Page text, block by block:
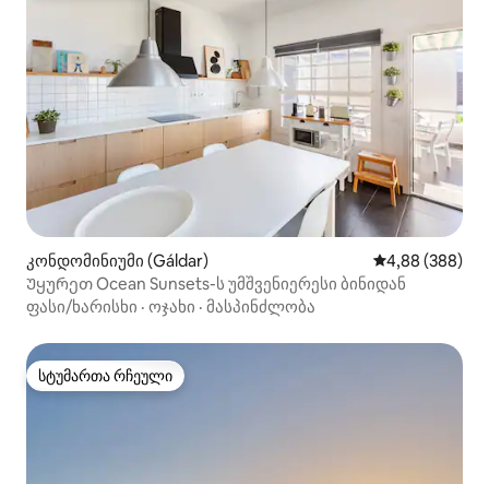
კონდომინიუმი (Gáldar) საშუალო
4,88 (388)
Უყურეთ Ocean Sunsets-ს უმშვენიერესი ბინიდან
ფასი/ხარისხი · ოჯახი · მასპინძლობა
სტუმართა რჩეული
სტუმართა რჩეული